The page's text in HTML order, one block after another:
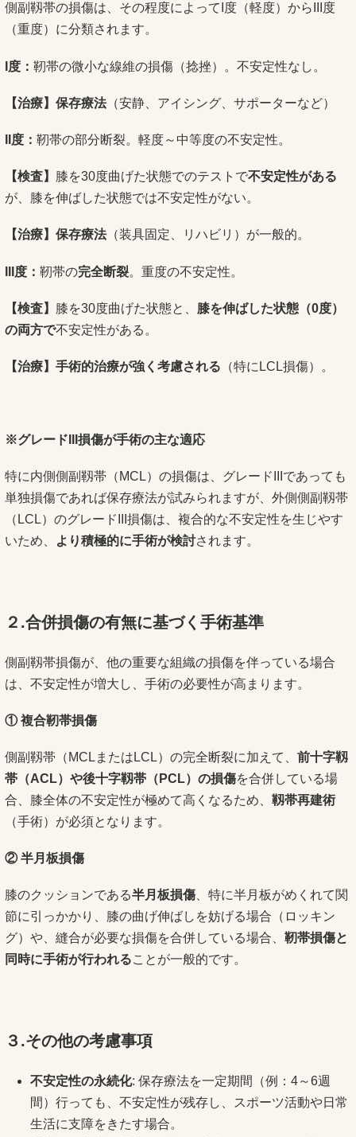
側副靱帯の損傷は、その程度によってI度（軽度）からIII度
（重度）に分類されます。
度： 靭帯の微小な線維の損傷（捻挫）。不安定性なし。
【治療】保存療法（安静、アイシング、サポーターなど）
度： 靭帯の部分断裂。軽度～中等度の不安定性。
【検査】 膝を30度曲げた状態でのテストで不安定性がある
が、膝を伸ばした状態では不安定性がない。
【治療】保存療法（装具固定、リハビリ）が一般的。
度： 靭帯の完全断裂。重度の不安定性。
【検査】 膝を30度曲げた状態と、 膝を伸ばした状態（0度）
の両方で不安定性がある。
【治療】手術的治療が強く考慮される （特にLCL損傷）。
※グレード 損傷が手術の主な適応
特に内側側副靱帯（MCL）の損傷は、グレードIIIであっても
単独損傷であれば保存療法が試みられますが、外側側副靱帯
（LCL）のグレードIII損傷は、複合的な不安定性を生じやす
いため、
より積極的に手術が検討されます。
２.合併損傷の有無に基づく手術基準
側副靱帯損傷が、他の重要な組織の損傷を伴っている場合
は、不安定性が増大し、手術の必要性が高まります。
① 複合靭帯損傷
側副靱帯（MCLまたはLCL）の完全断裂に加えて、 前十字靱
帯（ACL）や後十字靱帯（ PCL）の損傷を合併している場
合、膝全体の不安定性が極めて高くなるため、 靱帯再建術
（手術）が必須となります。
② 半月板損傷
膝のクッションである半月板損傷 、特に半月板がめくれて関
節に引っかかり、膝の曲げ伸ばしを妨げる場合（ロッキン
グ）や、縫合が必要な損傷を合併している場合、 靭帯損傷と
同時に手術が行われることが一般的です。
３.その他の考慮事項
不安定性の永続化: 保存療法を一定期間（例：4～6週
間）行っても、不安定性が残存し、スポーツ活動や日常
生活に支障をきたす場合。